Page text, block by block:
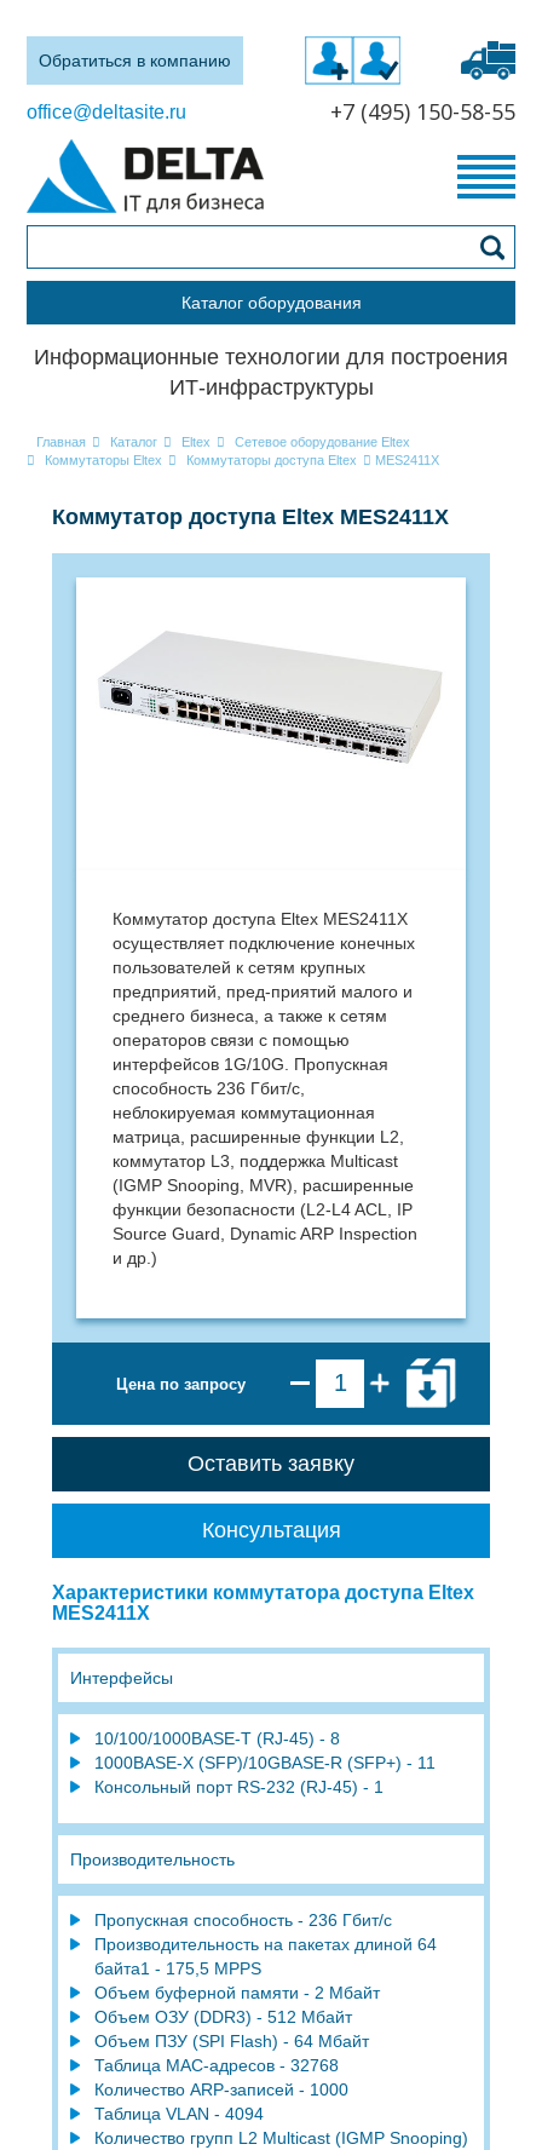
Обратиться в компанию
office@deltasite.ru +7 (495) 150-58-55
Каталог оборудования
Информационные технологии для построения
ИТ-инфраструктуры
Главная Каталог Eltex
Сетевое оборудование Eltex
Коммутаторы Eltex
Коммутаторы доступа Eltex MES2411X
Коммутатор доступа Eltex MES2411X
Коммутатор доступа Eltex MES2411X
осуществляет подключение конечных
пользователей к сетям крупных
предприятий, пред-приятий малого и
среднего бизнеса, а также к сетям
операторов связи с помощью
интерфейсов 1G/10G. Пропускная
способность 236 Гбит/с,
неблокируемая коммутационная
матрица, расширенные функции L2,
коммутатор L3, поддержка Multicast
(IGMP Snooping, MVR), расширенные
функции безопасности (L2-L4 ACL, IP
Source Guard, Dynamic ARP Inspection
и др.)
Цена по запросу
Оставить заявку
Консультация
Характеристики коммутатора доступа Eltex
MES2411X
Интерфейсы
10/100/1000BASE-T (RJ-45) - 8
1000BASE-X (SFP)/10GBASE-R (SFP+) - 11
Консольный порт RS-232 (RJ-45) - 1
Производительность
Пропускная способность - 236 Гбит/с
Производительность на пакетах длиной 64
байта1 - 175,5 MPPS
Объем буферной памяти - 2 Мбайт
Объем ОЗУ (DDR3) - 512 Мбайт
Объем ПЗУ (SPI Flash) - 64 Мбайт
Таблица MAC-адресов - 32768
Количество ARP-записей - 1000
Таблица VLAN - 4094
Количество групп L2 Multicast (IGMP Snooping)